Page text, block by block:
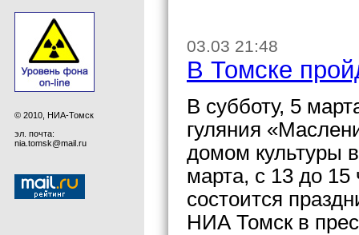
© 2010, НИА-Томск
эл. почта:
nia.tomsk@mail.ru
03.03 21:48
В Томске
В субботу, 5
гуляния
домом культуры
марта, с 13 до 15
состоится
НИА Томск в